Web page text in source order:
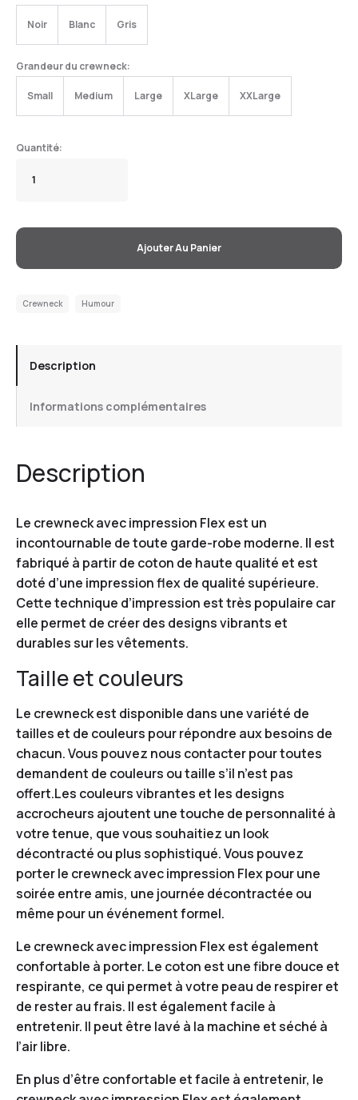
Noir Blanc Gris
Grandeur du crewneck:
Small Medium Large XLarge XXLarge
Ajouter Au Panier
Crewneck Humour
Description
Informations complémentaires
Description
Le crewneck avec impression Flex est un
incontournable de toute garde-robe moderne. Il est
fabriqué à partir de coton de haute qualité et est
doté d’une impression flex de qualité supérieure.
Cette technique d’impression est très populaire car
elle permet de créer des designs vibrants et
durables sur les vêtements.
Taille et couleurs
Le crewneck est disponible dans une variété de
tailles et de couleurs pour répondre aux besoins de
chacun. Vous pouvez nous contacter pour toutes
demandent de couleurs ou taille s’il n’est pas
offert.Les couleurs vibrantes et les designs
accrocheurs ajoutent une touche de personnalité à
votre tenue, que vous souhaitiez un look
décontracté ou plus sophistiqué. Vous pouvez
porter le crewneck avec impression Flex pour une
soirée entre amis, une journée décontractée ou
même pour un événement formel.
Le crewneck avec impression Flex est également
confortable à porter. Le coton est une fibre douce et
respirante, ce qui permet à votre peau de respirer et
de rester au frais. Il est également facile à
entretenir. Il peut être lavé à la machine et séché à
l’air libre.
En plus d’être confortable et facile à entretenir, le